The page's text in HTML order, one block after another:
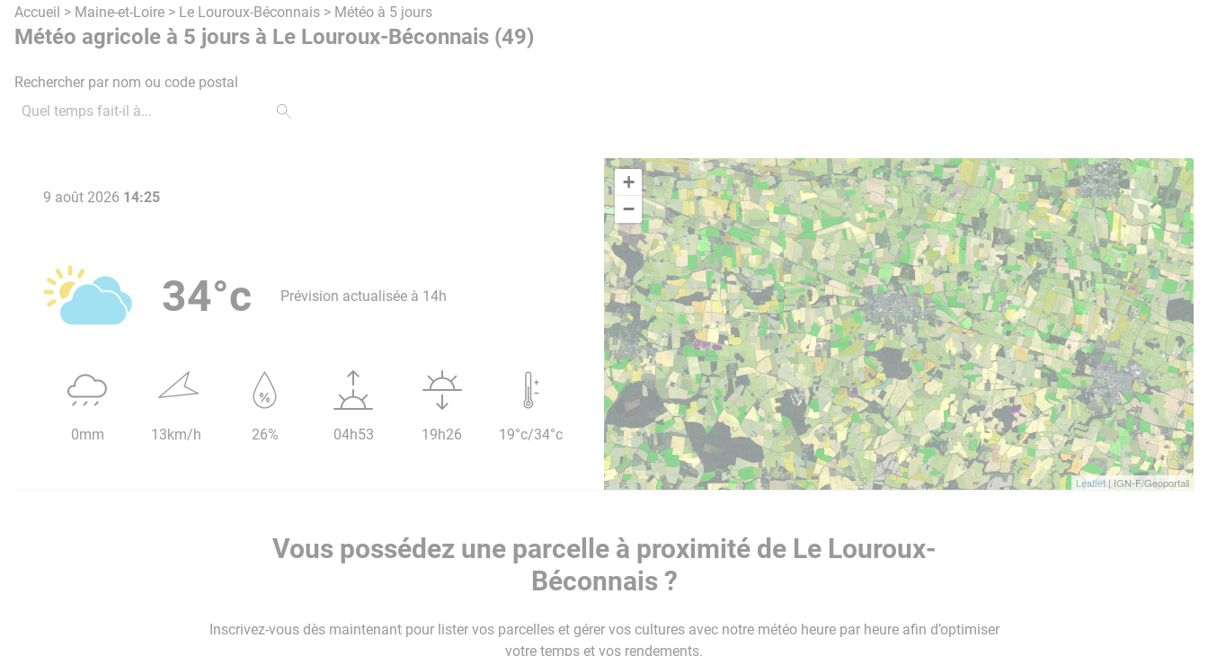
Accueil > Maine-et-Loire > Le Louroux-Béconnais > Météo à 5 jours
Météo agricole à 5 jours à Le Louroux-Béconnais (49)
Rechercher par nom ou code postal
+
−
Leaflet| IGN-F/Geoportail
9 août 2026 14:25
34°c Prévision actualisée à 14h
0mm 13km/h 26% 04h53 19h26 19°c/34°c
Vous possédez une parcelle à proximité de Le Louroux-
Béconnais ?
Inscrivez-vous dès maintenant pour lister vos parcelles et gérer vos cultures avec notre météo heure par heure afin d’optimiser
votre temps et vos rendements.